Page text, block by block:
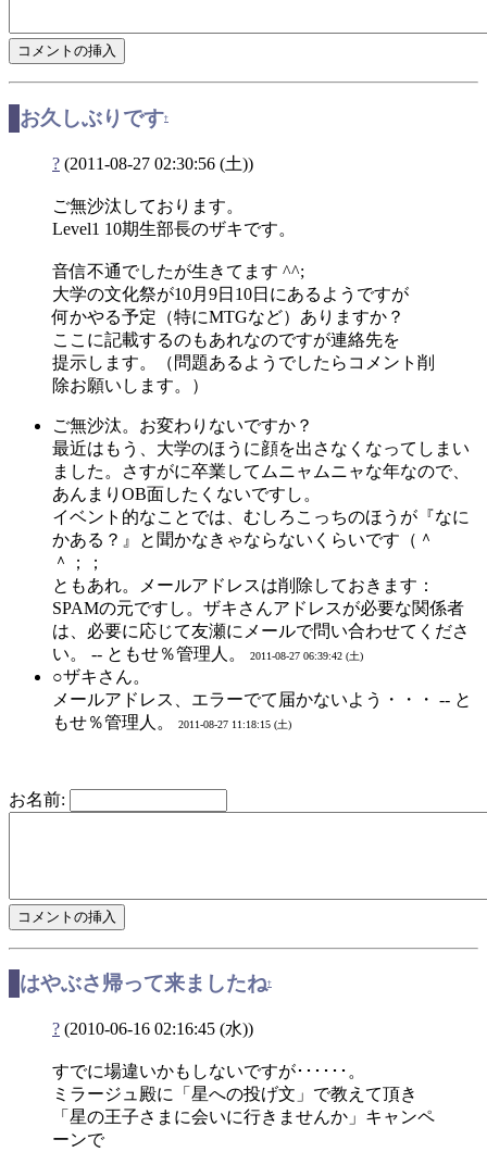
お久しぶりです†
? (2011-08-27 02:30:56 (土))
ご無沙汰しております。
Level1 10期生部長のザキです。
音信不通でしたが生きてます ^^;
大学の文化祭が10月9日10日にあるようですが
何かやる予定（特にMTGなど）ありますか？
ここに記載するのもあれなのですが連絡先を
提示します。（問題あるようでしたらコメント削
除お願いします。）
ご無沙汰。お変わりないですか？
最近はもう、大学のほうに顔を出さなくなってしまい
ました。さすがに卒業してムニャムニャな年なので、
あんまりOB面したくないですし。
イベント的なことでは、むしろこっちのほうが『なに
かある？』と聞かなきゃならないくらいです（＾
＾；；
ともあれ。メールアドレスは削除しておきます：
SPAMの元ですし。ザキさんアドレスが必要な関係者
は、必要に応じて友瀬にメールで問い合わせてくださ
い。 -- ともせ％管理人。
2011-08-27 06:39:42 (土)
○ザキさん。
メールアドレス、エラーでて届かないよう・・・ -- と
もせ％管理人。
2011-08-27 11:18:15 (土)
お名前:
はやぶさ帰って来ましたね†
? (2010-06-16 02:16:45 (水))
すでに場違いかもしないですが･･････。
ミラージュ殿に「星への投げ文」で教えて頂き
「星の王子さまに会いに行きませんか」キャンペ
ーンで